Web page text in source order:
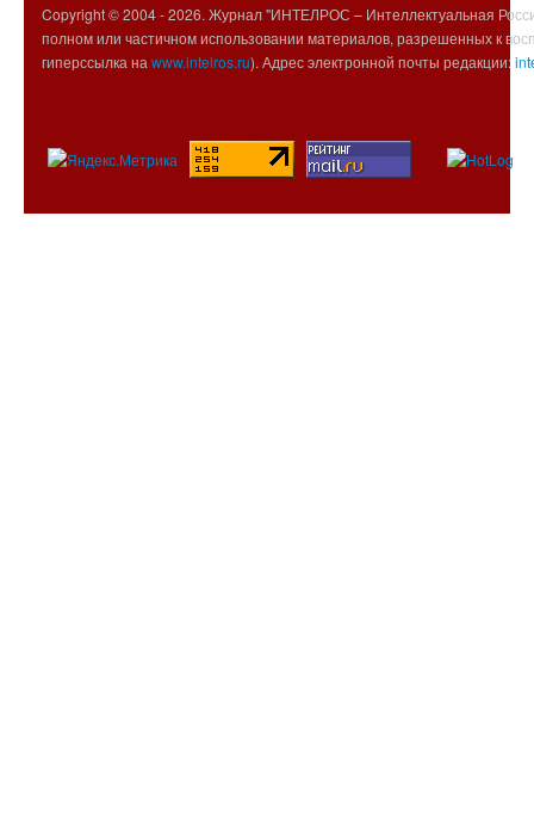
Copyright © 2004 -2026. Журнал "ИНТЕЛРОС – Интеллектуальная
полном или частичном использовании материалов, разрешенных к
гиперссылка на www.intelros.ru). Адрес электронной почты редакции: